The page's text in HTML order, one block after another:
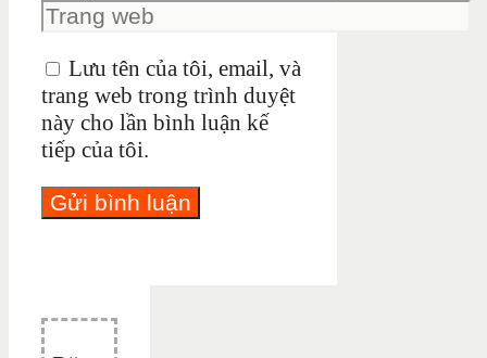
Lưu tên của tôi, email, và
trang web trong trình duyệt
này cho lần bình luận kế
tiếp của tôi.